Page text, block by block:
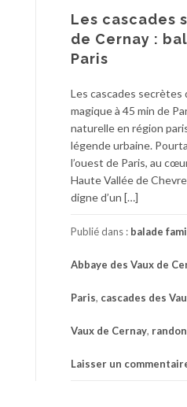
Les cascades
de Cernay :
Paris
Les cascades secrètes
magique à 45 min de
naturelle en région
légende urbaine.
l’ouest de Paris, au
Haute Vallée de
digne d’un […]
Publié dans : balade
Abbaye des Vaux de
Paris, cascades des
Vaux de Cernay,
Laisser un